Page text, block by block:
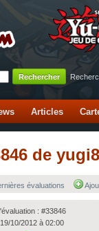
Articles
de
évaluations
: #33846
10/2012 à 02:00